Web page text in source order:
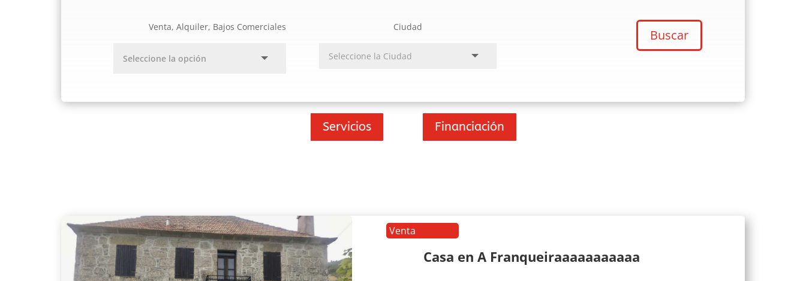
Venta, Alquiler, Bajos Comerciales Ciudad
Buscar
Servicios Financiación
Venta
Casa en A Franqueiraaaaaaaaaaa